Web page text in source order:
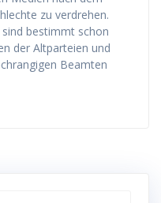
zu verdrehen.
bestimmt schon
der Altparteien und
Beamten